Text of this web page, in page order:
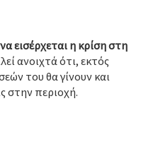
εισέρχεται η κρίση στη
ανοιχτά ότι, εκτός
του θα γίνουν και
στην περιοχή.